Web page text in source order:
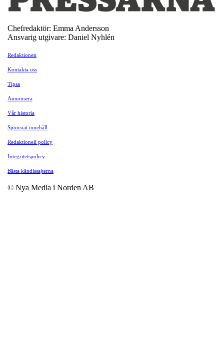
Chefredaktör: Emma Andersson
Ansvarig utgivare: Daniel Nyhlén
Redaktionen
Kontakta oss
Tipsa
Annonsera
Vår historia
Sponsrat innehåll
Redaktionell policy
Integritetspolicy
Bästa kändissajterna
© Nya Media i Norden AB